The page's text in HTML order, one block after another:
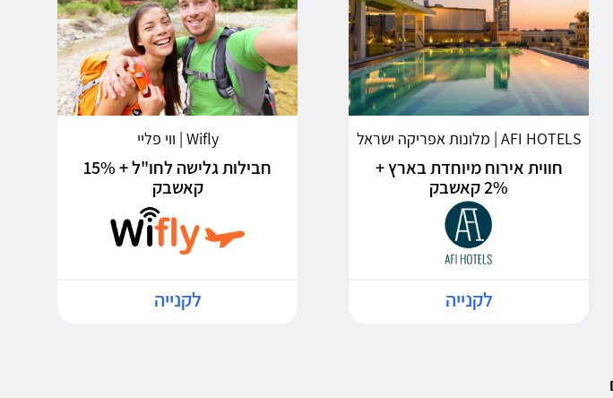
AFI HOTELS | מלונות אפריקה ישראל
חווית אירוח מיוחדת בארץ +
2% קאשבק
לקנייה
Wifly | ווי פליי
חבילות גלישה לחו"ל + 15%
קאשבק
לקנייה